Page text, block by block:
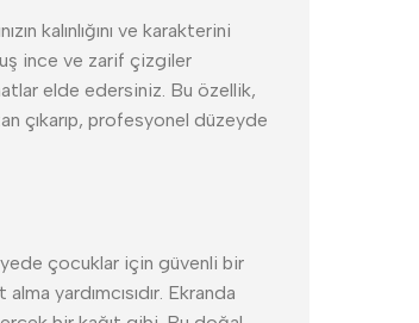
kalınlığını ve karakterini
ince ve zarif çizgiler
elde edersiniz. Bu özellik,
çıkarıp, profesyonel düzeyde
çocuklar için güvenli bir
yardımcısıdır. Ekranda